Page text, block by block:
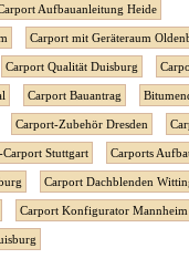
Aufbauanleitung Heide
Carport mit Geräteraum
Carport Qualität Duisburg
Carport Bauantrag
Carport-Zubehör Dresden
Stuttgart Carports
Carport Dachblenden
Carport Konfigurator Mannheim